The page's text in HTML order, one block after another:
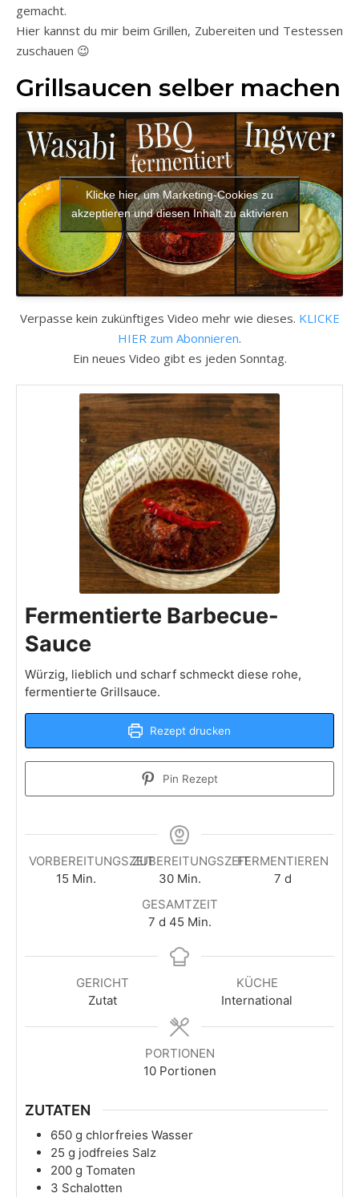
gemacht.
Hier kannst du mir beim Grillen, Zubereiten und Testessen
zuschauen 😉
Grillsaucen selber machen
Klicke hier, um Marketing-Cookies zu
akzeptieren und diesen Inhalt zu aktivieren
Verpasse kein zukünftiges Video mehr wie dieses. KLICKE
HIER zum Abonnieren.
Ein neues Video gibt es jeden Sonntag.
Fermentierte Barbecue-
Sauce
Würzig, lieblich und scharf schmeckt diese rohe,
fermentierte Grillsauce.
Rezept drucken
Pin Rezept
VORBEREITUNGSZEIT
15 Minuten
Min.
ZUBEREITUNGSZEIT
30Minuten
Min.
FERMENTIEREN
7Tage
d
GESAMTZEIT
7Tage
d 45Minuten
Min.
GERICHT
Zutat
KÜCHE
International
PORTIONEN
10 Portionen
ZUTATEN
650 g chlorfreies Wasser
25 g jodfreies Salz
200 g Tomaten
3 Schalotten